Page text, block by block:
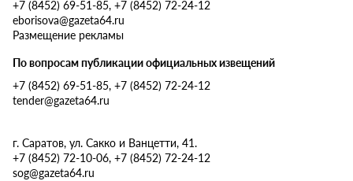
+7 (8452) 69-51-85, +7 (8452) 72-24-12
eborisova@gazeta64.ru
Размещение рекламы
По вопросам публикации официальных извещений
+7 (8452) 69-51-85, +7 (8452) 72-24-12
tender@gazeta64.ru
г. Саратов, ул. Сакко и Ванцетти, 41.
+7 (8452) 72-10-06, +7 (8452) 72-24-12
sog@gazeta64.ru